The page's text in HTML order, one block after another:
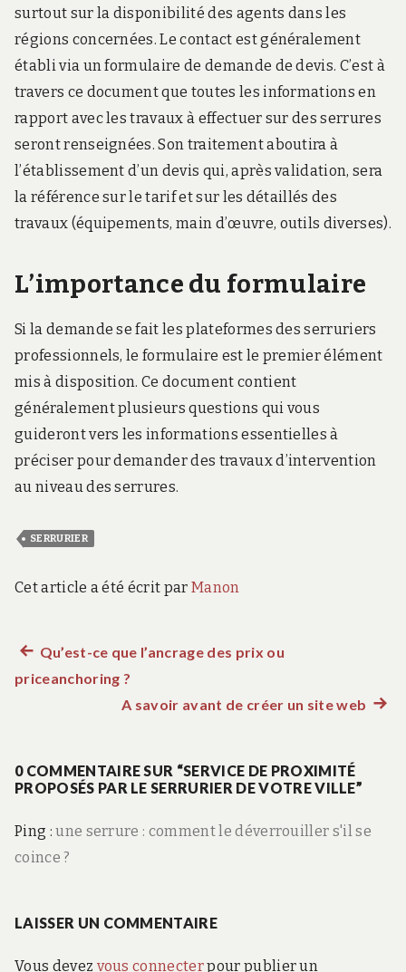
surtout sur la disponibilité des agents dans les
régions concernées. Le contact est généralement
établi via un formulaire de demande de devis. C’est à
travers ce document que toutes les informations en
rapport avec les travaux à effectuer sur des serrures
seront renseignées. Son traitement aboutira à
l’établissement d’un devis qui, après validation, sera
la référence sur le tarif et sur les détaillés des
travaux (équipements, main d’œuvre, outils diverses).
L’importance du formulaire
Si la demande se fait les plateformes des serruriers
professionnels, le formulaire est le premier élément
mis à disposition. Ce document contient
généralement plusieurs questions qui vous
guideront vers les informations essentielles à
préciser pour demander des travaux d’intervention
au niveau des serrures.
SERRURIER
Cet article a été écrit par Manon
Navigation
Article
précédent :
Qu’est-ce que l’ancrage des prix ou
priceanchoring ?
A savoir avant de créer un site web
0 COMMENTAIRE SUR “SERVICE DE PROXIMITÉ
PROPOSÉS PAR LE SERRURIER DE VOTRE VILLE”
Ping :une serrure : comment le déverrouiller s'il se
coince ?
LAISSER UN COMMENTAIRE
Vous devez vous connecterpour publier un